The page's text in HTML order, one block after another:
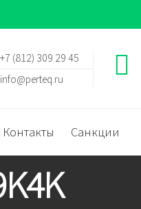
+7 (812) 309 29 45
info@perteq.ru
Контакты Санкции